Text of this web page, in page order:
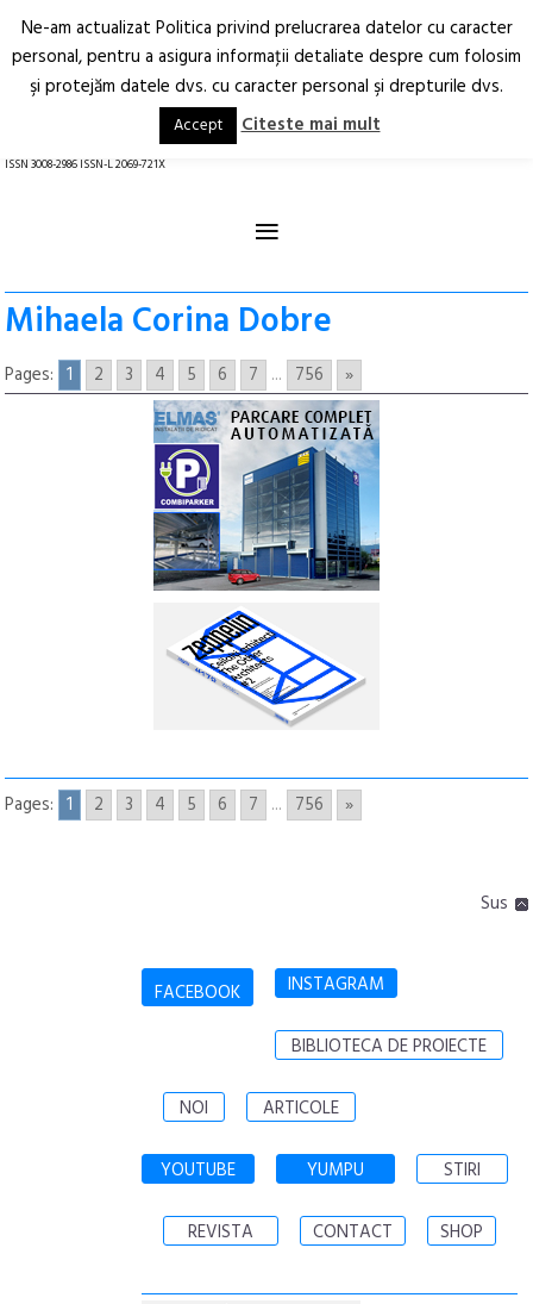
Arhitectură.
Oraș.
RO EN
ISSN 3008-2986 ISSN-L 2069-721X
≡
Mihaela Corina Dobre
Pages: 1 2 3 4 5 6 7 ... 756 »
Pages: 1 2 3 4 5 6 7 ... 756 »
Sus
FACEBOOK INSTAGRAM
BIBLIOTECA DE PROIECTE
NOI ARTICOLE
YOUTUBE YUMPU STIRI
REVISTA CONTACT SHOP
Ne-am actualizat Politica privind prelucrarea datelor cu caracter
personal, pentru a asigura informaţii detaliate despre cum folosim
şi protejăm datele dvs. cu caracter personal şi drepturile dvs.
Accept Citeste mai mult